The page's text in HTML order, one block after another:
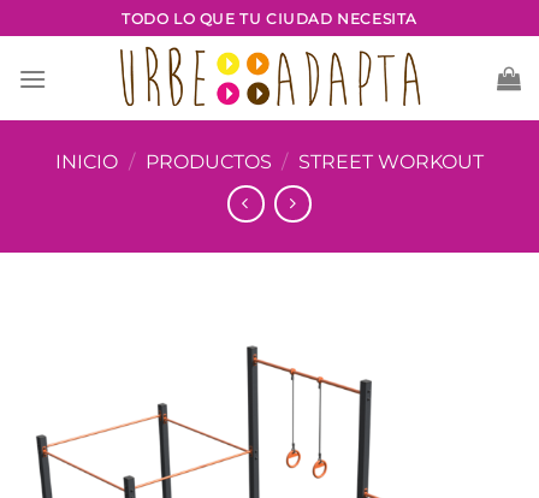
al
contenido
TODO LO QUE TU CIUDAD NECESITA
INICIO / PRODUCTOS / STREET WORKOUT